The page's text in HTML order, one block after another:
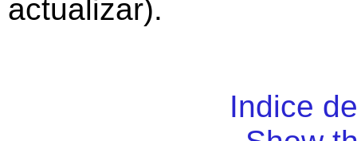
actualizar).
Indice